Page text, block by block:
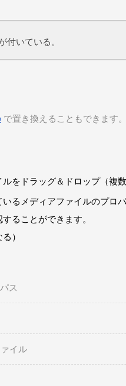
付いている。
で置き換えることもできます。
をドラッグ＆ドロップ（複数
るメディアファイルのプロ
ることができます。
）
ス
イル